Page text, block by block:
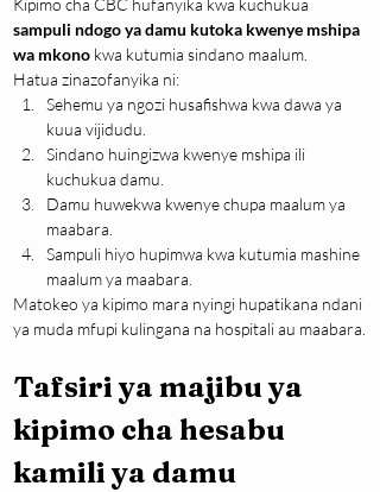
Kipimo cha CBC hufanyika kwa kuchukua
sampuli ndogo ya damu kutoka kwenye mshipa
wa mkono kwa kutumia sindano maalum.
Hatua zinazofanyika ni:
Sehemu ya ngozi husafishwa kwa dawa ya
kuua vijidudu.
Sindano huingizwa kwenye mshipa ili
kuchukua damu.
Damu huwekwa kwenye chupa maalum ya
maabara.
Sampuli hiyo hupimwa kwa kutumia mashine
maalum ya maabara.
Matokeo ya kipimo mara nyingi hupatikana ndani
ya muda mfupi kulingana na hospitali au maabara.
Tafsiri ya majibu ya
kipimo cha hesabu
kamili ya damu